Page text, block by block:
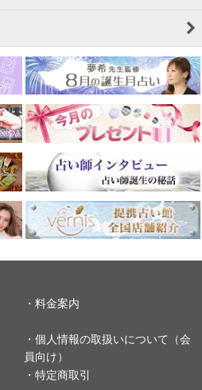
・料金案内
・個人情報の取扱いについて（会
員向け）
・特定商取引